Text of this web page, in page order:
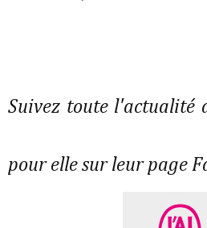
Suivez toute l'actualité
pour elle sur leur page